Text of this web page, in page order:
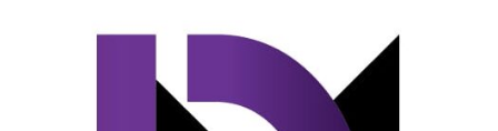
Mai puțini bani pentru Ucraina din
partea UE: „Nu toate cond